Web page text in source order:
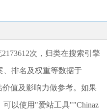
次，归类在搜索引擎
、排名及权重等数据于
价值及影响力做参考。如果
以使用"爱站工具""Chinaz